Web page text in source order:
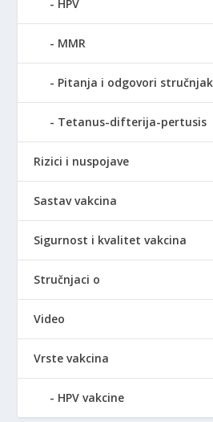
HPV
MMR
Pitanja i odgovori
Tetanus-difterija-pertusis
Rizici i nuspojave
Sastav vakcina
Sigurnost i kvalitet vakcina
Stručnjaci o
Video
Vrste vakcina
HPV vakcine